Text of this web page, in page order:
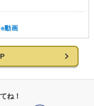
動画
ね！